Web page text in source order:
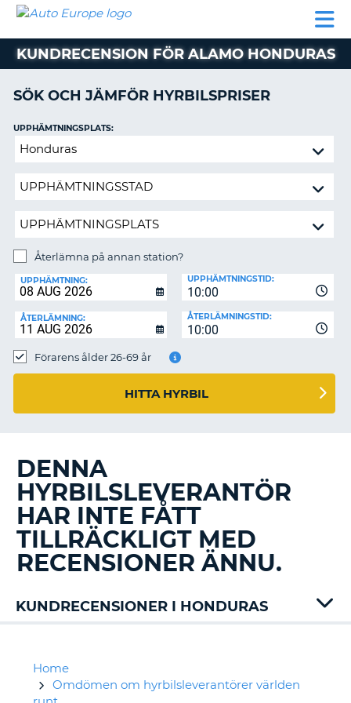
HYRBIL
HYRA
PARTNER
AUTO
EUROPE
HYRBIL
HYRA
HUSBIL
MIN
MEDLEMSINFORMATION
ADMINISTRERA
BOKNING
SVERIGE
KUNDRECENSION FÖR ALAMO HONDURAS
SÖK OCH JÄMFÖR HYRBILSPRISER
Återlämna
annan
UPPHÄMTNINGSPLATS:
Återlämna på annan station?
UPPHÄMTNING:
10:00
UPPHÄMTNINGSTID:
ÅTERLÄMNING:
10:00
ÅTERLÄMNINGSTID:
Förarens ålder 26-69 år
HITTA HYRBIL
DENNA
HYRBILSLEVERANTÖR
HAR INTE FÅTT
TILLRÄCKLIGT MED
RECENSIONER ÄNNU.
KUNDRECENSIONER I HONDURAS
Home
Omdömen om hyrbilsleverantörer världen